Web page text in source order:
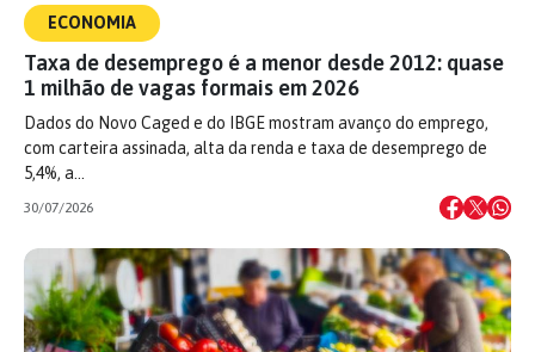
ECONOMIA
Taxa de desemprego é a menor desde 2012: quase
1 milhão de vagas formais em 2026
Dados do Novo Caged e do IBGE mostram avanço do emprego,
com carteira assinada, alta da renda e taxa de desemprego de
5,4%, a…
30/07/2026